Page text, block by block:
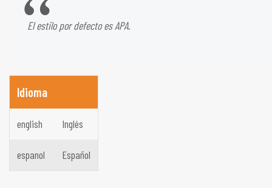
El estilo por defecto es APA.
Idioma
english Inglés
espanol Español